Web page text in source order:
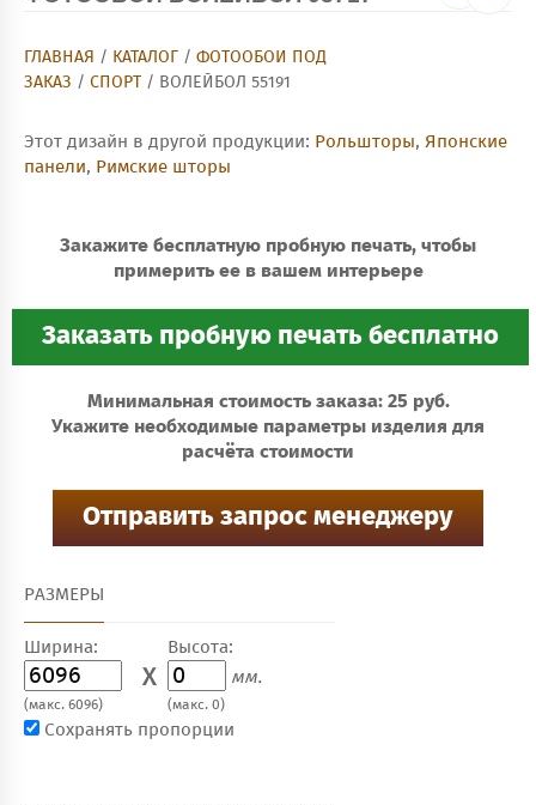
ГЛАВНАЯ / КАТАЛОГ / ФОТООБОИ ПОД
ЗАКАЗ / СПОРТ / ВОЛЕЙБОЛ 55191
Этот дизайн в другой продукции: Рольшторы, Японские
панели, Римские шторы
Закажите бесплатную пробную печать, чтобы
примерить ее в вашем интерьере
Минимальная стоимость заказа: 25 руб.
Укажите необходимые параметры изделия для
расчёта стоимости
РАЗМЕРЫ
Ширина:
X
(макс. 6096)
Высота:
мм.
(макс. 0)
Сохранять пропорции